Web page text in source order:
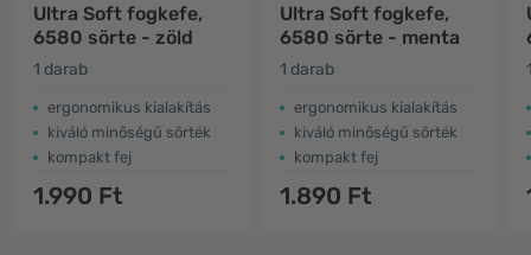
Ultra Soft fogkefe,
6580 sörte - zöld
1 darab
ergonomikus kialakítás
kiváló minőségű sörték
kompakt fej
1.990 Ft
Ultra Soft fogkefe,
6580 sörte - menta
1 darab
ergonomikus kialakítás
kiváló minőségű sörték
kompakt fej
1.890 Ft